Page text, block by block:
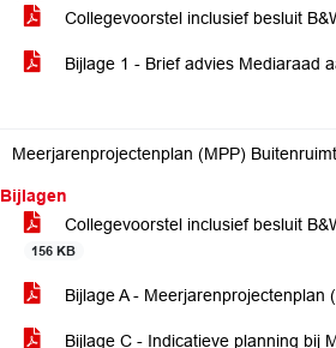
Collegevoorstel inclusief besluit
Bijlage 1 - Brief advies Mediaraad
Meerjarenprojectenplan (MPP)
Bijlagen
Collegevoorstel inclusief besluit
156 KB
Bijlage A - Meerjarenprojectenplan
Bijlage C - Indicatieve planning bij